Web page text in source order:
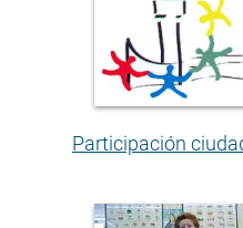
Participación